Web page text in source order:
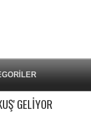
GELİYOR